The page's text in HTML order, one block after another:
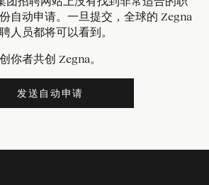
自动申请。一旦提交，全球的 Zegna
人员都将可以看到。
创你者共创 Zegna。
发送自动申请